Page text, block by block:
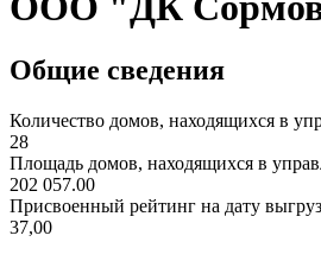
Общие сведения
Количество домов, находящихся в
28
Площадь домов, находящихся в
202 057.00
Присвоенный рейтинг на дату
37,00